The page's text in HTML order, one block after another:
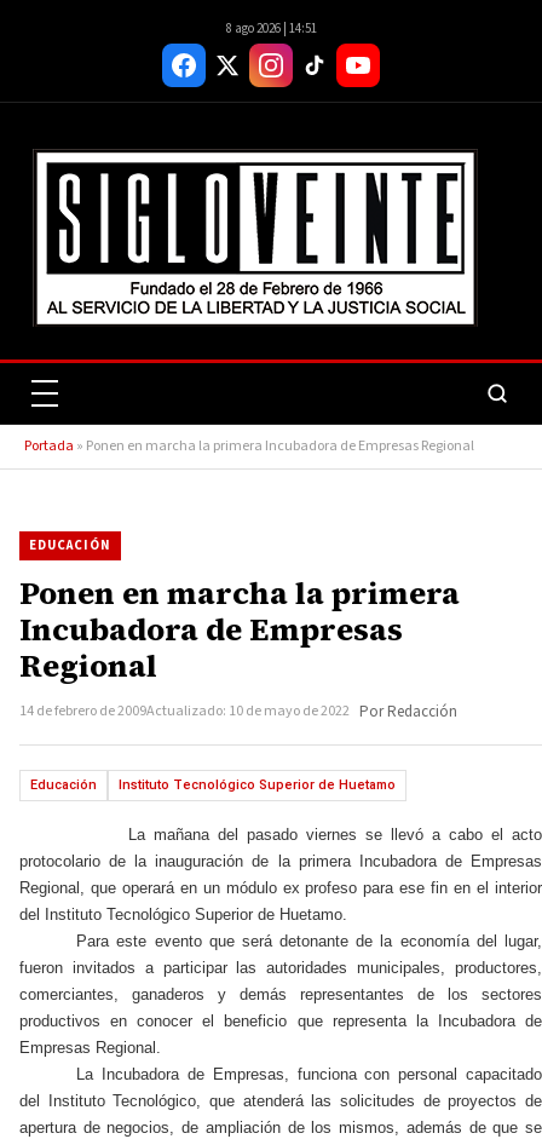
8 ago 2026 | 14:51
Portada » Ponen en marcha la primera Incubadora de Empresas Regional
EDUCACIÓN
Ponen en marcha la primera
Incubadora de Empresas
Regional
14 de febrero de 2009Actualizado: 10 de mayo de 2022 Por Redacción
Educación Instituto Tecnológico Superior de Huetamo
La mañana del pasado viernes se llevó a cabo el acto
protocolario de la inauguración de la primera Incubadora de Empresas
Regional, que operará en un módulo ex profeso para ese fin en el interior
del Instituto Tecnológico Superior de Huetamo.
Para este evento que será detonante de la economía del lugar,
fueron invitados a participar las autoridades municipales, productores,
comerciantes, ganaderos y demás representantes de los sectores
productivos en conocer el beneficio que representa la Incubadora de
Empresas Regional.
La Incubadorade Empresas, funciona con personal capacitado
del Instituto Tecnológico, que atenderá las solicitudes de proyectos de
apertura de negocios, de ampliación de los mismos, además de que se